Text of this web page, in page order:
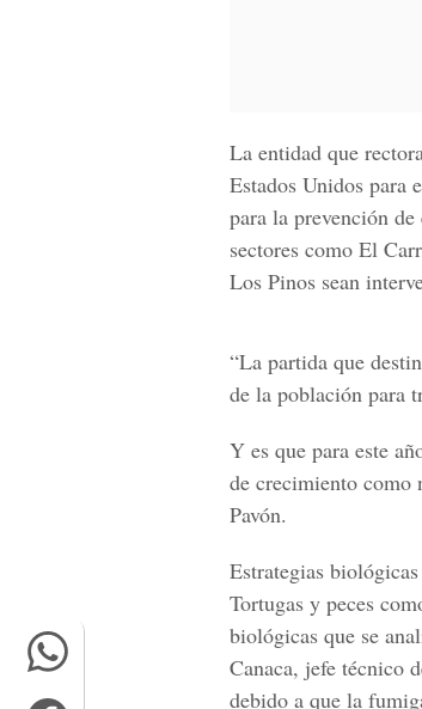
La entidad que
Estados Unidos para
para la prevención
sectores como El
Los Pinos sean
“La partida que
de la población para
Y es que para este
de crecimiento como
Pavón.
Estrategias biológicas
Tortugas y peces
biológicas que se
Canaca, jefe técnico
debido a que la